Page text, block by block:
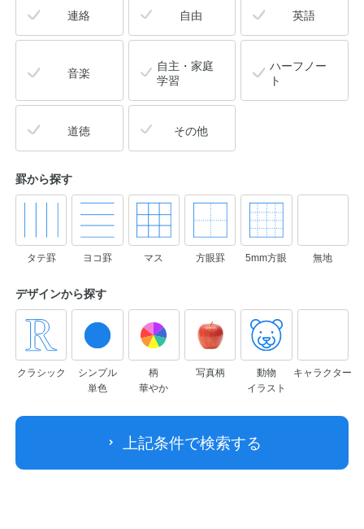
連絡 自由 英語
音楽
自主・家庭
学習
ハーフノー
ト
道徳 その他
罫から探す
タテ罫 ヨコ罫 マス 方眼罫 5mm方眼 無地
デザインから探す
クラシック
シンプル
単色
柄
華やか
写真柄
動物
イラスト
キャラクター
上記条件で検索する